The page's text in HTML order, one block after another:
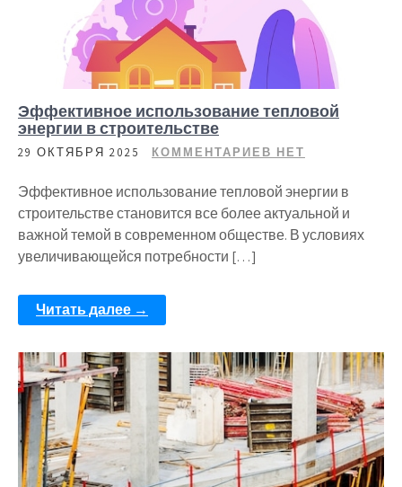
Эффективное использование тепловой
энергии в строительстве
29 ОКТЯБРЯ 2025 КОММЕНТАРИЕВ НЕТ
Эффективное использование тепловой энергии в
строительстве становится все более актуальной и
важной темой в современном обществе. В условиях
увеличивающейся потребности […]
Читать далее →